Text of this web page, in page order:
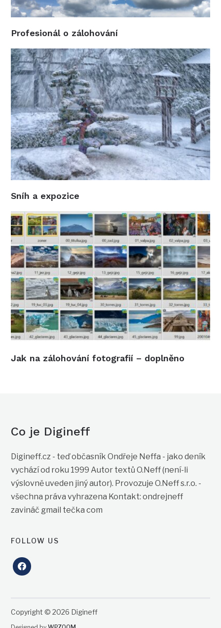
Profesionál o zálohování
Sníh a expozice
Jak na zálohování fotografií – doplněno
Co je Digineff
Digineff.cz - teď občasník Ondřeje Neffa - jako deník
vychází od roku 1999 Autor textů O.Neff (není-li
výslovně uveden jiný autor). Provozuje O.Neff s.r.o. -
všechna práva vyhrazena Kontakt: ondrejneff
zavináč gmail tečka com
FOLLOW US
facebook
Copyright © 2026 Digineff